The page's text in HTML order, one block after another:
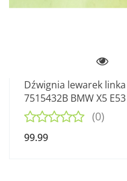
Dźwignia lewarek
7515432B BMW X5
(0)
99.99